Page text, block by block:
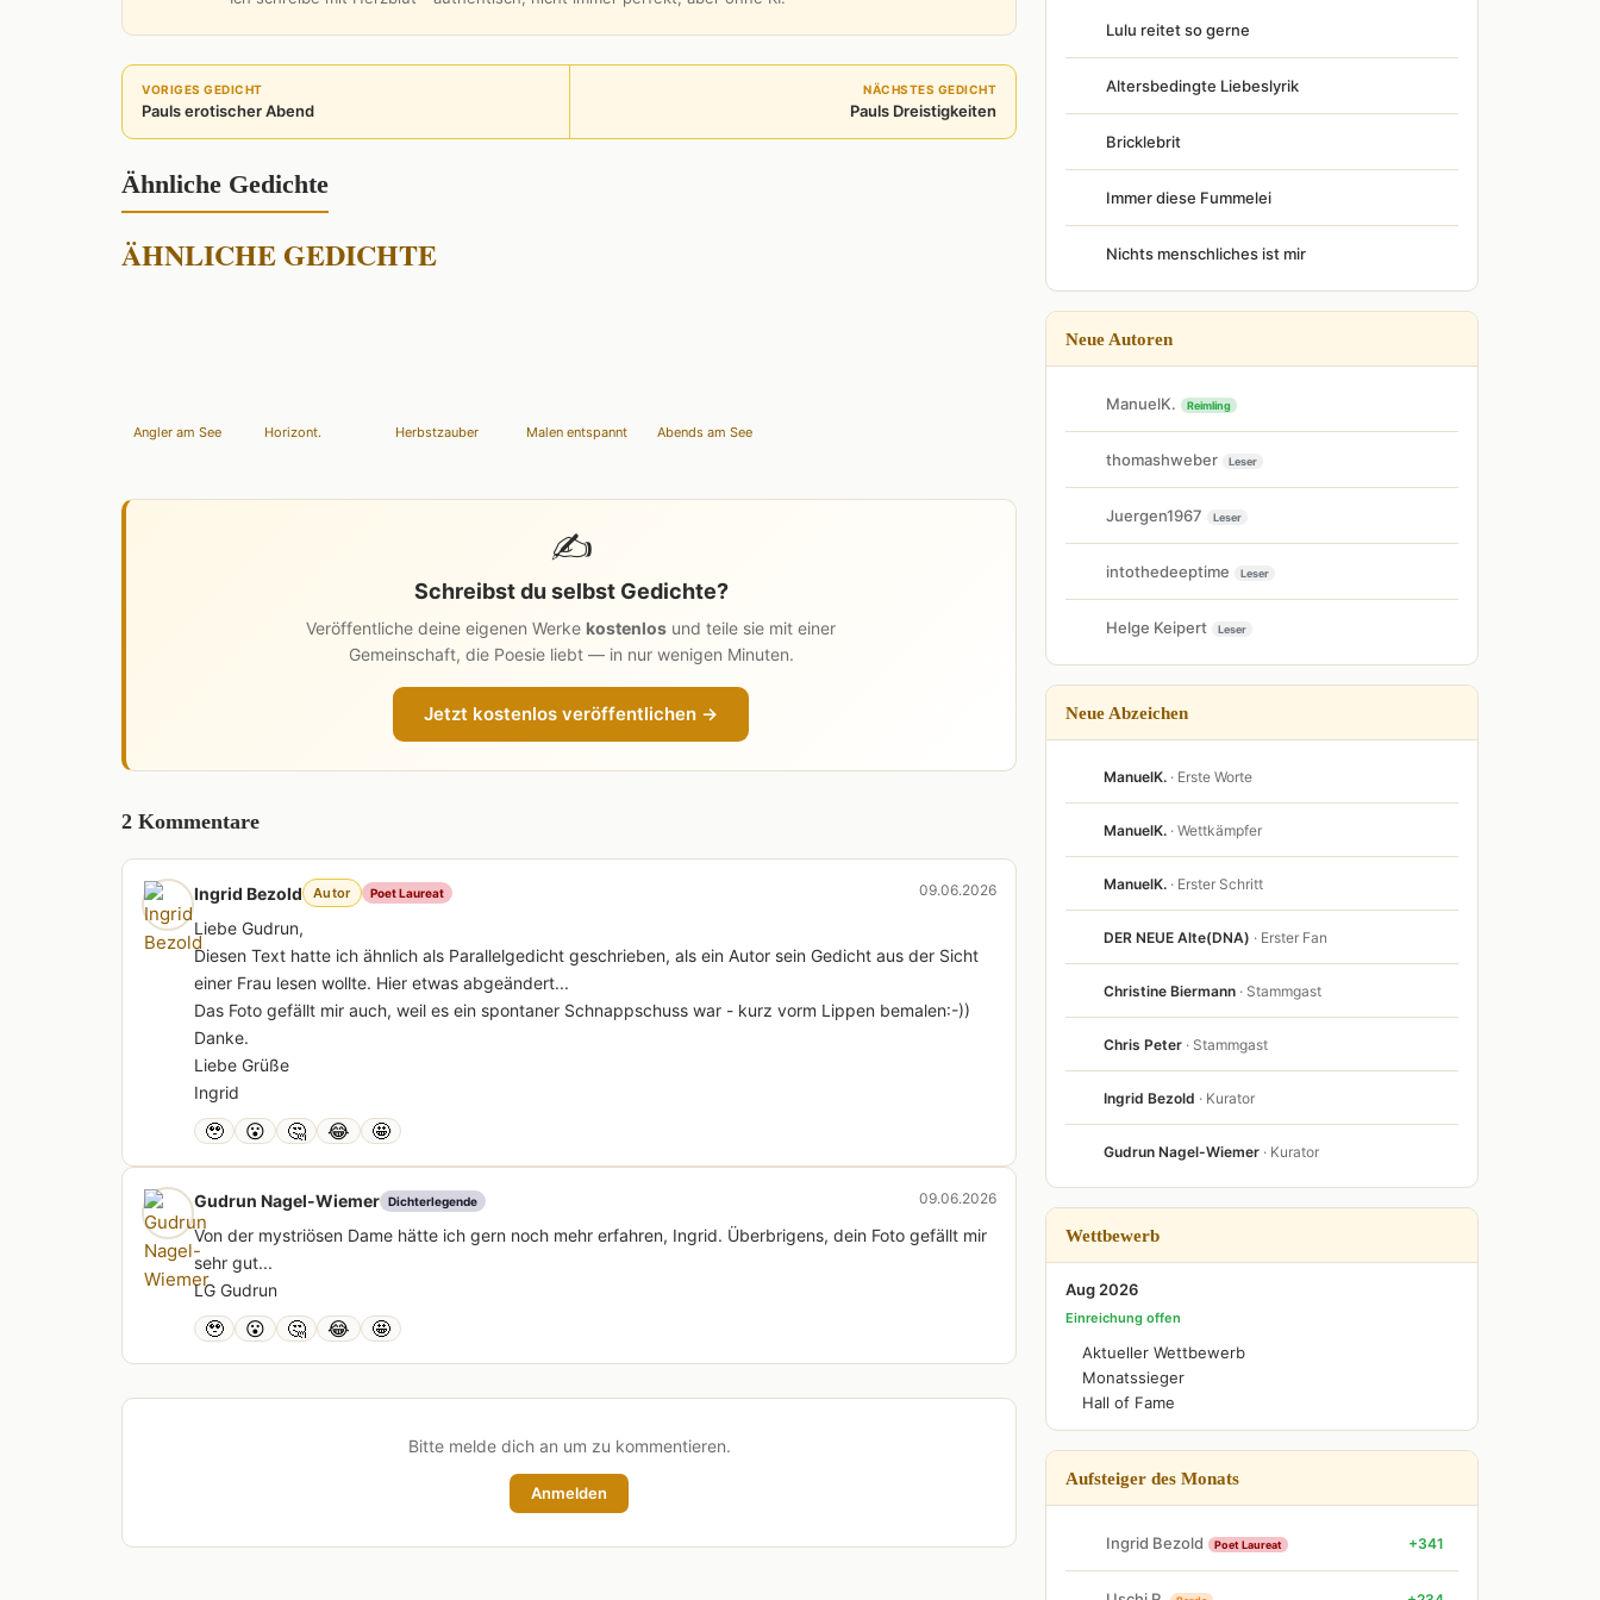
VORIGES GEDICHT
Pauls erotischer Abend
NÄCHSTES GEDICHT
Pauls Dreistigkeiten
Ähnliche Gedichte
ÄHNLICHE GEDICHTE
Angler am See Horizont. Herbstzauber Malen entspannt Abends am See
✍️
Schreibst du selbst Gedichte?
Veröffentliche deine eigenen Werke kostenlos und teile sie mit einer
Gemeinschaft, die Poesie liebt — in nur wenigen Minuten.
Jetzt kostenlos veröffentlichen →
2 Kommentare
Ingrid Bezold Autor Poet Laureat 09.06.2026
Liebe Gudrun,
Diesen Text hatte ich ähnlich als Parallelgedicht geschrieben, als ein Autor sein Gedicht aus der Sicht
einer Frau lesen wollte. Hier etwas abgeändert...
Das Foto gefällt mir auch, weil es ein spontaner Schnappschuss war - kurz vorm Lippen bemalen:-))
Danke.
Liebe Grüße
Ingrid
🥹 😮 🤔 😂 🤩
Gudrun Nagel-Wiemer Dichterlegende 09.06.2026
Von der mystriösen Dame hätte ich gern noch mehr erfahren, Ingrid. Überbrigens, dein Foto gefällt mir
sehr gut...
LG Gudrun
🥹 😮 🤔 😂 🤩
Bitte melde dich an um zu kommentieren.
Anmelden
Lulu reitet so gerne
Altersbedingte Liebeslyrik
Bricklebrit
Immer diese Fummelei
Nichts menschliches ist mir
Neue Autoren
ManuelK. Reimling
thomashweber Leser
Juergen1967 Leser
intothedeeptime Leser
Helge Keipert Leser
Neue Abzeichen
ManuelK. · Erste Worte
ManuelK. · Wettkämpfer
ManuelK. · Erster Schritt
DER NEUE Alte(DNA) · Erster Fan
Christine Biermann · Stammgast
Chris Peter · Stammgast
Ingrid Bezold · Kurator
Gudrun Nagel-Wiemer · Kurator
Wettbewerb
Aug 2026
Einreichung offen
Aktueller Wettbewerb
Monatssieger
Hall of Fame
Aufsteiger des Monats
Ingrid Bezold Poet Laureat +341